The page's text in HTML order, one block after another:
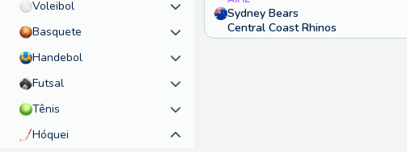
Sydney Bears
Central Coast Rhinos
Voleibol
Basquete
Handebol
Futsal
Tênis
Hóquei